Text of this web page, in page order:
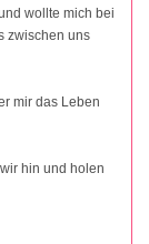
wollte mich bei
zwischen uns
mir das Leben
hin und holen